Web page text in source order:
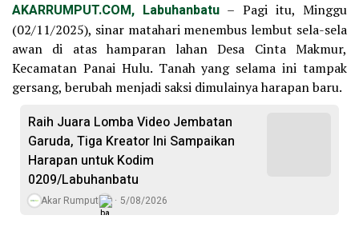
AKARRUMPUT.COM, Labuhanbatu – Pagi itu, Minggu
(02/11/2025), sinar matahari menembus lembut sela-sela
awan di atas hamparan lahan Desa Cinta Makmur,
Kecamatan Panai Hulu. Tanah yang selama ini tampak
gersang, berubah menjadi saksi dimulainya harapan baru.
Raih Juara Lomba Video Jembatan
Garuda, Tiga Kreator Ini Sampaikan
Harapan untuk Kodim
0209/Labuhanbatu
Akar Rumput 5/08/2026